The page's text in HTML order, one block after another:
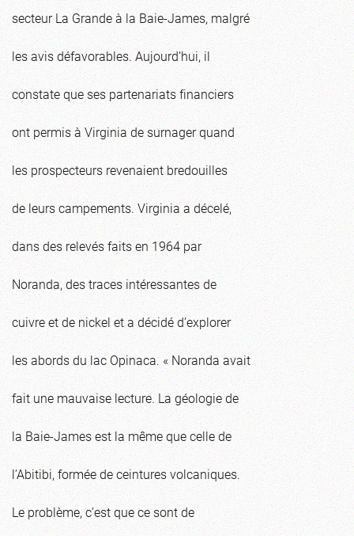
secteur La Grande à la Baie-James, malgré
les avis défavorables. Aujourd’hui, il
constate que ses partenariats financiers
ont permis à Virginia de surnager quand
les prospecteurs revenaient bredouilles
de leurs campements. Virginia a décelé,
dans des relevés faits en 1964 par
Noranda, des traces intéressantes de
cuivre et de nickel et a décidé d’explorer
les abords du lac Opinaca. « Noranda avait
fait une mauvaise lecture. La géologie de
la Baie-James est la même que celle de
l’Abitibi, formée de ceintures volcaniques.
Le problème, c’est que ce sont de